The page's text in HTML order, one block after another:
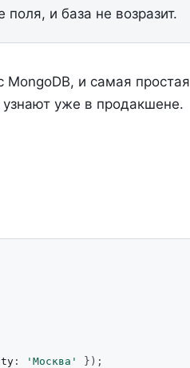
и база не возразит.
и самая простая
уже в продакшене.
: 'Москва'
});